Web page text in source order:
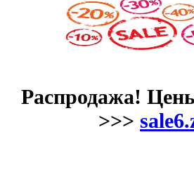
Распродажа!
>>>